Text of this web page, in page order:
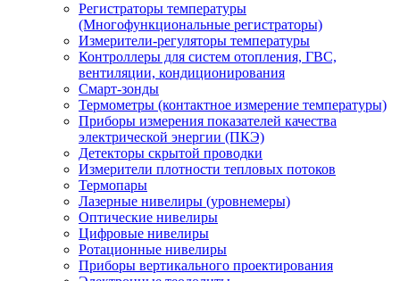
Регистраторы температуры
(Многофункциональные регистраторы)
Измерители-регуляторы температуры
Контроллеры для систем отопления, ГВС,
вентиляции, кондиционирования
Смарт-зонды
Термометры (контактное измерение температуры)
Приборы измерения показателей качества
электрической энергии (ПКЭ)
Детекторы скрытой проводки
Измерители плотности тепловых потоков
Термопары
Лазерные нивелиры (уровнемеры)
Оптические нивелиры
Цифровые нивелиры
Ротационные нивелиры
Приборы вертикального проектирования